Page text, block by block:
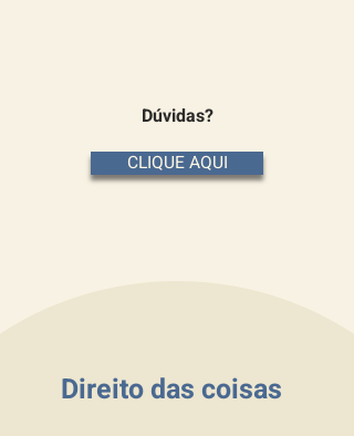
Dúvidas?
CLIQUE AQUI
Direito das coisas